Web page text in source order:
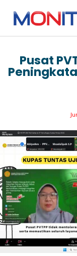
PEMERINTAHAN
Pusat